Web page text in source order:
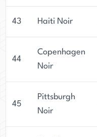
43 Haiti Noir
44
Copenhagen
Noir
45
Pittsburgh
Noir